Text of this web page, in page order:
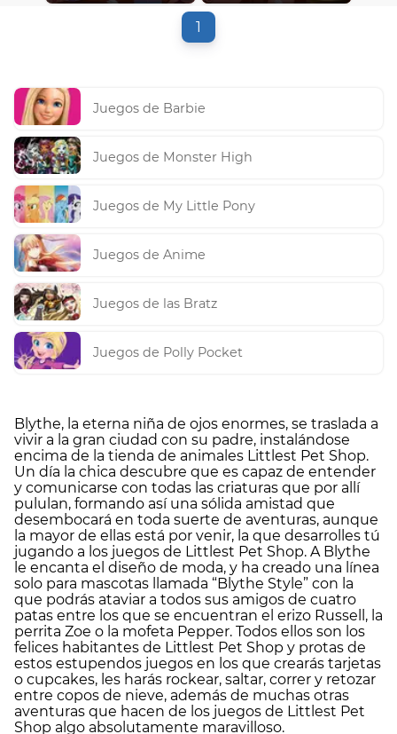
1
Juegos de Barbie
Juegos de Monster High
Juegos de My Little Pony
Juegos de Anime
Juegos de las Bratz
Juegos de Polly Pocket
Blythe, la eterna niña de ojos enormes, se traslada a
vivir a la gran ciudad con su padre, instalándose
encima de la tienda de animales Littlest Pet Shop.
Un día la chica descubre que es capaz de entender
y comunicarse con todas las criaturas que por allí
pululan, formando así una sólida amistad que
desembocará en toda suerte de aventuras, aunque
la mayor de ellas está por venir, la que desarrolles tú
jugando a los juegos de Littlest Pet Shop. A Blythe
le encanta el diseño de moda, y ha creado una línea
solo para mascotas llamada “Blythe Style” con la
que podrás ataviar a todos sus amigos de cuatro
patas entre los que se encuentran el erizo Russell, la
perrita Zoe o la mofeta Pepper. Todos ellos son los
felices habitantes de Littlest Pet Shop y protas de
estos estupendos juegos en los que crearás tarjetas
o cupcakes, les harás rockear, saltar, correr y retozar
entre copos de nieve, además de muchas otras
aventuras que hacen de los juegos de Littlest Pet
Shop algo absolutamente maravilloso.